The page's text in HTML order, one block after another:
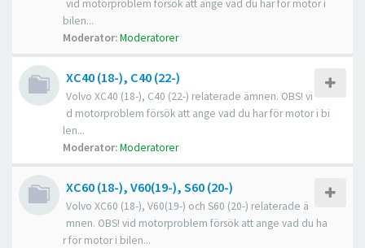
vid motorproblem försök att ange vad du har för motor i
bilen...
Moderator:Moderatorer
XC40 (18-), C40 (22-)
Volvo XC40 (18-), C40 (22-) relaterade ämnen. OBS! vi
d motorproblem försök att ange vad du har för motor i bi
len...
Moderator:Moderatorer
XC60 (18-), V60(19-), S60 (20-)
Volvo XC60 (18-), V60(19-) och S60 (20-) relaterade ä
mnen. OBS! vid motorproblem försök att ange vad du ha
r för motor i bilen...